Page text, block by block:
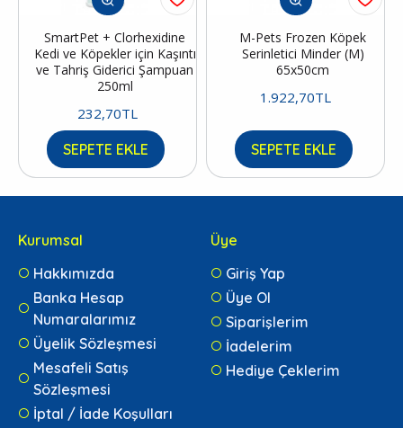
SmartPet + Clorhexidine
Kedi ve Köpekler için Kaşıntı
ve Tahriş Giderici Şampuan
250ml
232,70TL
SEPETE EKLE
M-Pets Frozen Köpek
Serinletici Minder (M)
65x50cm
1.922,70TL
SEPETE EKLE
Kurumsal
Hakkımızda
Banka Hesap
Numaralarımız
Üyelik Sözleşmesi
Mesafeli Satış
Sözleşmesi
İptal / İade Koşulları
Üye
Giriş Yap
Üye Ol
Siparişlerim
İadelerim
Hediye Çeklerim